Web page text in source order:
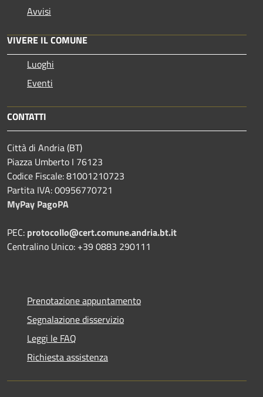
Avvisi
VIVERE IL COMUNE
Luoghi
Eventi
CONTATTI
Città di Andria (BT)
Piazza Umberto I 76123
Codice Fiscale: 81001210723
Partita IVA: 00956770721
MyPay PagoPA
PEC: protocollo@cert.comune.andria.bt.it
Centralino Unico: +39 0883 290111
Prenotazione appuntamento
Segnalazione disservizio
Leggi le FAQ
Richiesta assistenza